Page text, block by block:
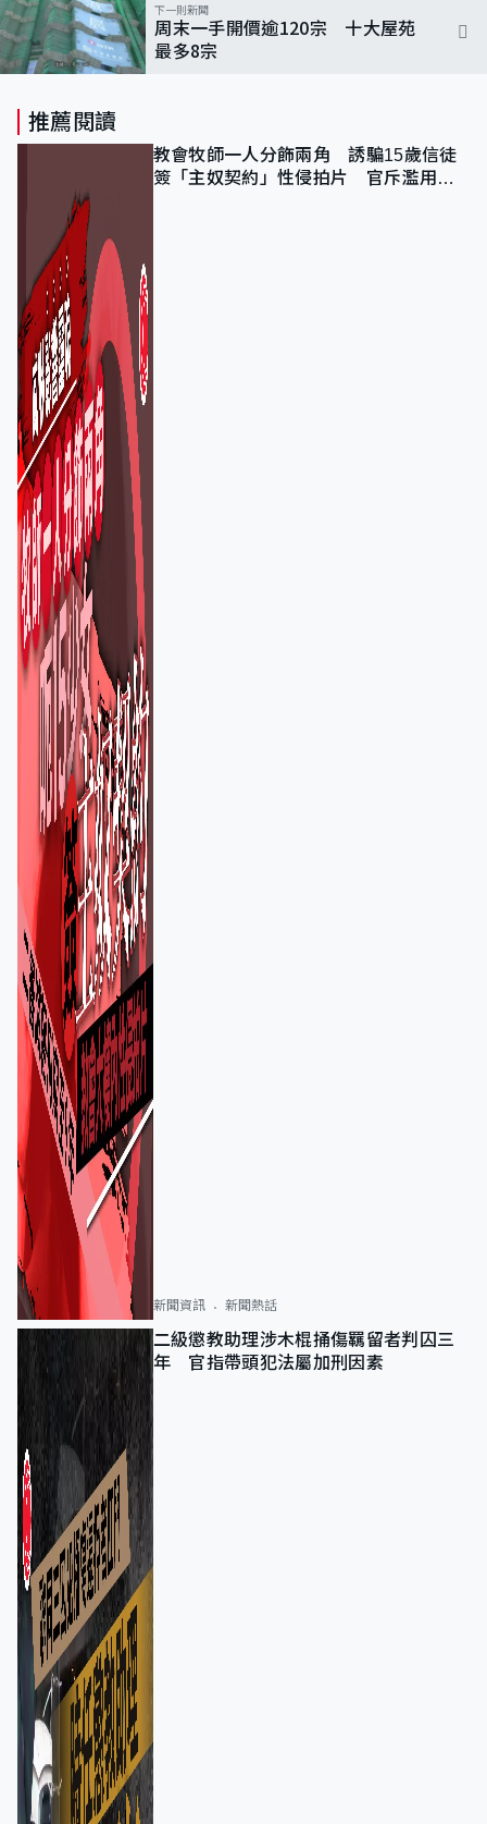
下一則新聞
周末一手開價逾120宗 十大屋苑
最多8宗
推薦閱讀
教會牧師一人分飾兩角 誘騙15歲信徒
簽「主奴契約」性侵拍片 官斥濫用教
新聞資訊 新聞熱話
二級懲教助理涉木棍捅傷羈留者判囚三
年 官指帶頭犯法屬加刑因素